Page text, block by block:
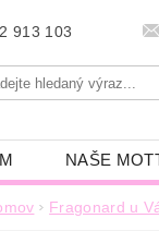
913 103
NAŠE
Fragonard u